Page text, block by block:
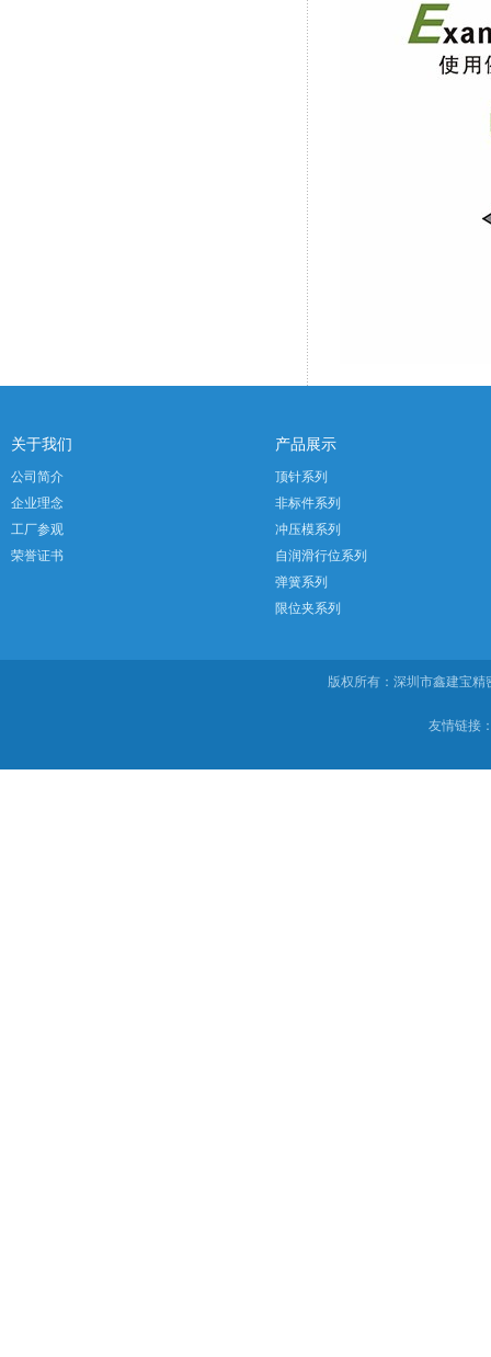
关于我们
公司简介
企业理念
工厂参观
荣誉证书
产品展示
顶针系列
非标件系列
冲压模系列
自润滑行位系列
弹簧系列
限位夹系列
版权所有：深圳市鑫建宝
友情链接